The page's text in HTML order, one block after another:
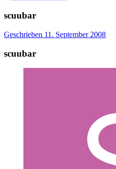
scuubar
Geschrieben 11. September 2008
scuubar